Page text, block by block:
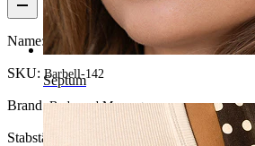
Septum
Name: Industrial Piercing in Form eines Pfeiles
SKU: Barbell-142
Brand:Bodymod Moments
Stabstärke: